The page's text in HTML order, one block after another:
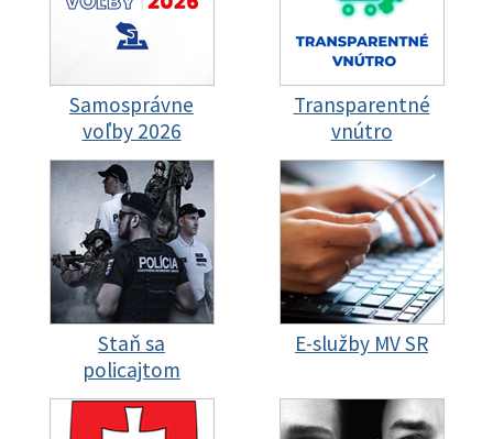
Samosprávne
voľby 2026
Transparentné
vnútro
Staň sa
policajtom
E-služby MV SR